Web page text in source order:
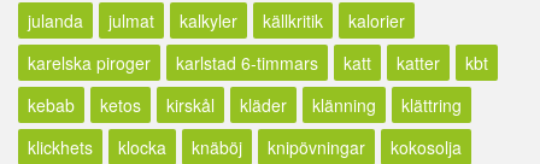
julanda
julmat kalkyler källkritik
kalorier
karelska piroger
karlstad 6-timmars katt katter
kbt
kebab
ketos kirskål kläder klänning
klättring
klickhets
klocka knäböj knipövningar kokosolja